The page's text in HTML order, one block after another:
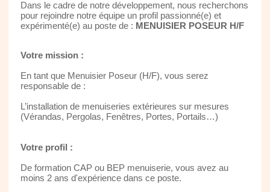
Dans le cadre de notre développement, nous recherchons
pour rejoindre notre équipe un profil passionné(e) et
expérimenté(e) au poste de : MENUISIER POSEUR H/F
Votre mission :
En tant que Menuisier Poseur (H/F), vous serez
responsable de :
L’installation de menuiseries extérieures sur mesures
(Vérandas, Pergolas, Fenêtres, Portes, Portails…)
Votre profil :
De formation CAP ou BEP menuiserie, vous avez au
moins 2 ans d'expérience dans ce poste.